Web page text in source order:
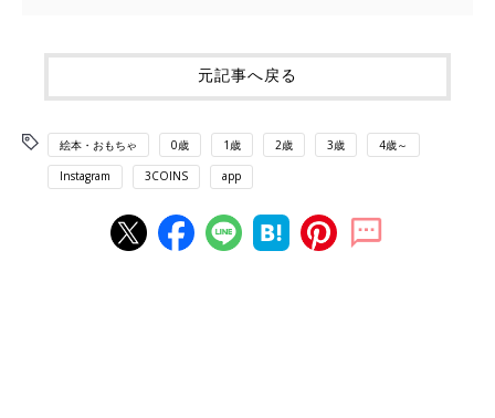
元記事へ戻る
絵本・おもちゃ 0歳 1歳 2歳 3歳 4歳～
Instagram 3COINS app